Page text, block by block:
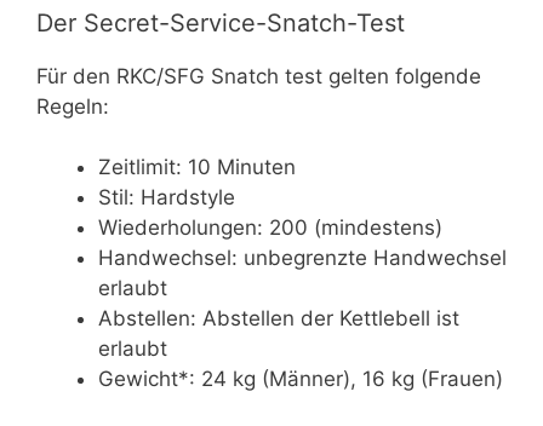
Der Secret-Service-Snatch-Test
Für den RKC/SFG Snatch test gelten folgende
Regeln:
Zeitlimit: 10 Minuten
Stil: Hardstyle
Wiederholungen: 200 (mindestens)
Handwechsel: unbegrenzte Handwechsel
erlaubt
Abstellen: Abstellen der Kettlebell ist
erlaubt
Gewicht*: 24 kg (Männer), 16 kg (Frauen)